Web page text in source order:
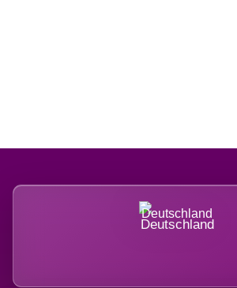
Deutschland